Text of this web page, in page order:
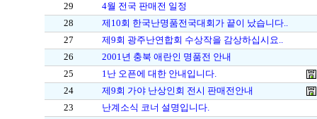
29
4월 전국 판매전 일정
28
제10회 한국난명품전국대회가 끝이 났습니다..
27
제9회 광주난연합회 수상작을 감상하십시요..
26
2001년 충북 애란인 명품전 안내
25
1난 오픈에 대한 안내입니다.
24
제9회 가야 난상인회 전시 판매전안내
23
난계소식 코너 설명입니다.